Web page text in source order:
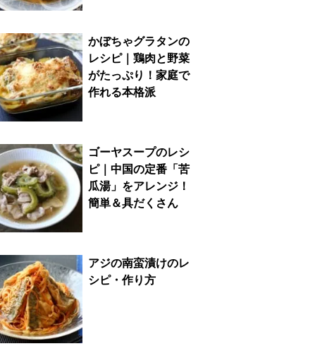
かぼちゃグラタンの
レシピ｜鶏肉と野菜
がたっぷり！家庭で
作れる本格派
ゴーヤスープのレシ
ピ｜中国の定番「苦
瓜湯」をアレンジ！
簡単＆具だくさん
アジの南蛮漬けのレ
シピ・作り方